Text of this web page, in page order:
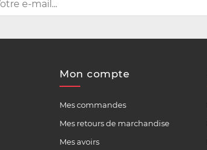
Mon compte
Mes commandes
Mes retours de marchandise
Mes avoirs